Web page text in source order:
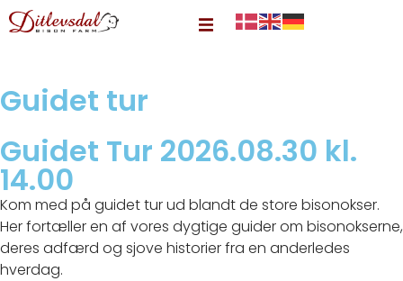
Guidet tur
Guidet Tur 2026.08.30 kl.
14.00
Kom med på guidet tur ud blandt de store bisonokser.
Her fortæller en af vores dygtige guider om bisonokserne,
deres adfærd og sjove historier fra en anderledes
hverdag.